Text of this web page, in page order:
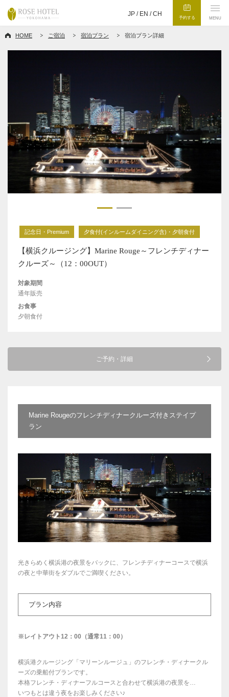
JP / EN /CH
予約する MENU
HOME ご宿泊 宿泊プラン 宿泊プラン詳細
記念日・Premium 夕食付(インルームダイニング含)・夕朝食付
【横浜クルージング】Marine Rouge～フレンチディナー
クルーズ～（12：00OUT）
対象期間
通年販売
お食事
夕朝食付
ご予約・詳細
Marine Rougeのフレンチディナークルーズ付きステイプ
ラン
光きらめく横浜港の夜景をバックに、フレンチディナーコースで横浜
の夜と中華街をダブルでご満喫ください。
プラン内容
※レイトアウト12：00（通常11：00）
横浜港クルージング「マリーンルージュ」のフレンチ・ディナークル
ーズの乗船付プランです。
本格フレンチ・ディナーフルコースと合わせて横浜港の夜景を…
いつもとは違う夜をお楽しみください♪